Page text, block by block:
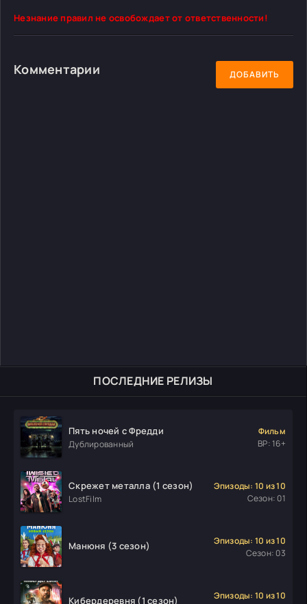
ПОСЛЕДНИЕ РЕЛИЗЫ
Пять ночей с Фредди
Дублированный
Фильм
ВР: 16+
Скрежет металла (1 сезон)
LostFilm
Эпизоды: 10 из 10
Сезон: 01
Манюня (3 сезон)
Эпизоды: 10 из 10
Сезон: 03
Кибердеревня (1 сезон)
Эпизоды: 10 из 10
Незнание правил не освобождает от ответственности!
Комментарии ДОБАВИТЬ